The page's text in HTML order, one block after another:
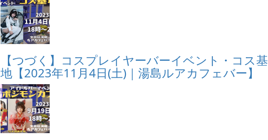
【つづく】コスプレイヤーバーイベント・コス基
地【2023年11月4日(土)｜湯島ルアカフェバー】